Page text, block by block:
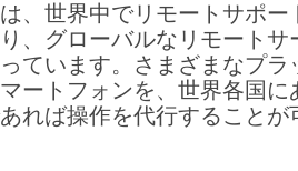
、世界中でリモートサポー
、グローバルなリモートサ
ています。さまざまなプラ
ートフォンを、世界各国に
れば操作を代行することが